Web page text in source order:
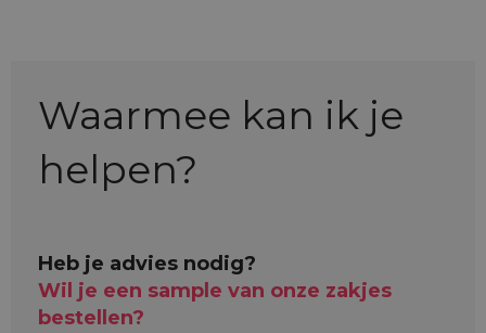
Waarmee kan ik je
helpen?
Heb je advies nodig?
Wil je een sample van onze zakjes
bestellen?